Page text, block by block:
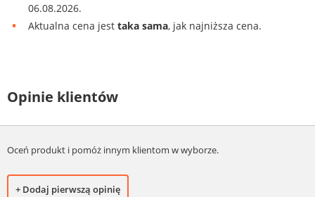
06.08.2026.
Aktualna cena jest taka sama, jak najniższa cena.
Opinie klientów
Oceń produkt i pomóż innym klientom w wyborze.
+ Dodaj pierwszą opinię